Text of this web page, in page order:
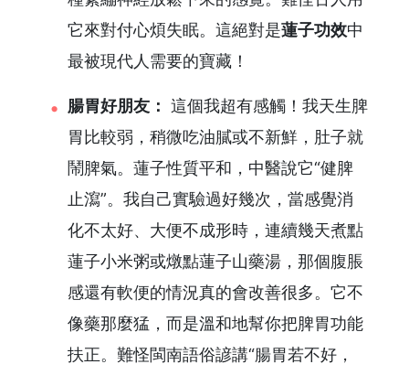
它來對付心煩失眠。這絕對是蓮子功效中
最被現代人需要的寶藏！
腸胃好朋友： 這個我超有感觸！我天生脾
胃比較弱，稍微吃油膩或不新鮮，肚子就
鬧脾氣。蓮子性質平和，中醫說它“健脾
止瀉”。我自己實驗過好幾次，當感覺消
化不太好、大便不成形時，連續幾天煮點
蓮子小米粥或燉點蓮子山藥湯，那個腹脹
感還有軟便的情況真的會改善很多。它不
像藥那麼猛，而是溫和地幫你把脾胃功能
扶正。難怪閩南語俗諺講“腸胃若不好，